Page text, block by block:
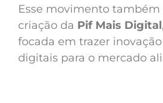
Esse movimento
criação da Pif Mais Digital
focada em trazer
digitais para o mercado